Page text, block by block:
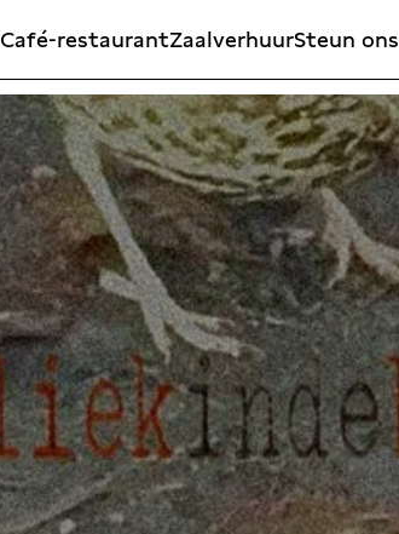
Café-restaurantZaalverhuurSteun ons